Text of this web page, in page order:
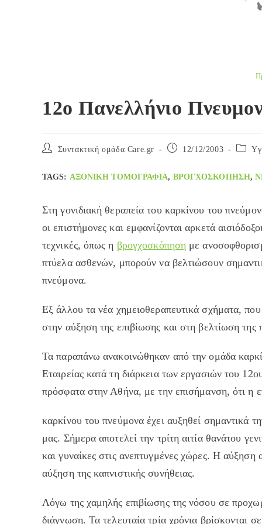
12ο Πανελλήνιο
Post
Συντακτική ομάδα Care.gr
Post
12/12/2003
Post
TAGS: ΑΞΟΝΙΚΉ ΤΟΜΟΓΡΑΦΊΑ, ΒΡΟΓΧΟΣΚΌΠΗΣΗ,
Στη γονιδιακή θεραπεία του καρκίνου του
οι επιστήμονες και εμφανίζονται αρκετά
τεχνικές, όπως η βρογχοσκόπηση με
πτύελα ασθενών, μπορούν να βελτιώσουν
πνεύμονα.
Εξ άλλου τα νέα χημειοθεραπευτικά σχήματα,
στην αύξηση της επιβίωσης και στη βελτίωση
Τα παραπάνω ανακοινώθηκαν από την ομάδα
Εταιρείας κατά τη διάρκεια των εργασιών του
πρόσφατα στην Αθήνα, με την επισήμανση, ότι η
καρκίνου του πνεύμονα έχει αυξηθεί σημαντικά
μας. Σήμερα αποτελεί την τρίτη αιτία θανάτου
και γυναίκες στις ανεπτυγμένες χώρες. Η αύξηση
αύξηση της καπνιστικής συνήθειας.
Λόγω της χαμηλής επιβίωσης της νόσου σε
διάγνωση. Τα τελευταία τρία χρόνια βρίσκονται